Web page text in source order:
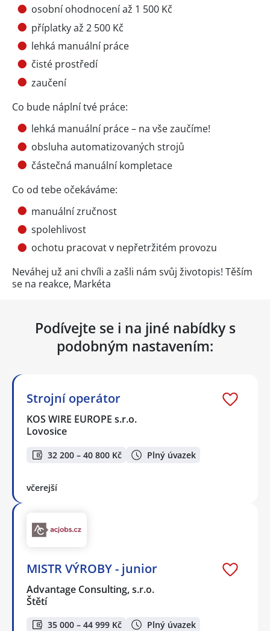
osobní ohodnocení až 1 500 Kč
příplatky až 2 500 Kč
lehká manuální práce
čisté prostředí
zaučení
Co bude náplní tvé práce:
lehká manuální práce – na vše zaučíme!
obsluha automatizovaných strojů
částečná manuální kompletace
Co od tebe očekáváme:
manuální zručnost
spolehlivost
ochotu pracovat v nepřetržitém provozu
Neváhej už ani chvíli a zašli nám svůj životopis! Těším
se na reakce, Markéta
Podívejte se i na jiné nabídky s
podobným nastavením:
Strojní operátor
KOS WIRE EUROPE s.r.o.
Lovosice
32 200 – 40 800 Kč Plný úvazek
včerejší
MISTR VÝROBY - junior
Advantage Consulting, s.r.o.
Štětí
35 000 – 44 999 Kč
Plný úvazek